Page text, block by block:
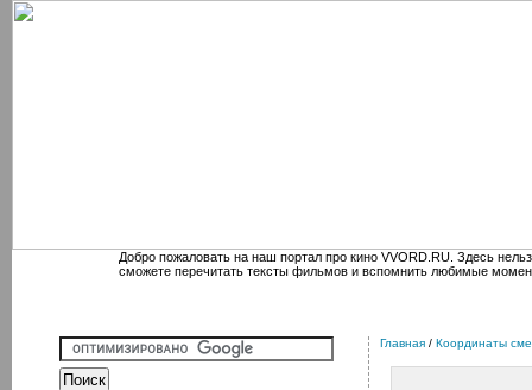
Добро пожаловать на наш портал про кино VVORD.RU. Здесь
сможете перечитать тексты фильмов и вспомнить любимые
Главная / Координаты